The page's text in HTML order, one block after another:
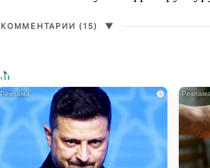
КОММЕНТАРИИ (15) ▼
i